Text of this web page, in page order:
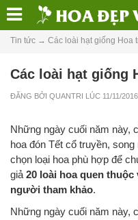
Tin tức → Các loài hạt giống Hoa
Các loài hạt giống
ĐĂNG BỞI QUANTRI LÚC 11/11/2016
Những ngày cuối năm này,
hoa đón Tết cổ truyền,
chọn loại hoa phù hợp để
giả 20 loài hoa quen
người tham khảo.
Những ngày cuối năm này,